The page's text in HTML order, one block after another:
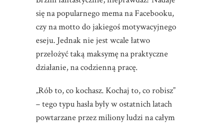
się na popularnego mema na Facebooku,
czy na motto do jakiegoś motywacyjnego
eseju. Jednak nie jest wcale łatwo
przełożyć taką maksymę na praktyczne
działanie, na codzienną pracę.
„Rób to, co kochasz. Kochaj to, co robisz”
– tego typu hasła były w ostatnich latach
powtarzane przez miliony ludzi na całym